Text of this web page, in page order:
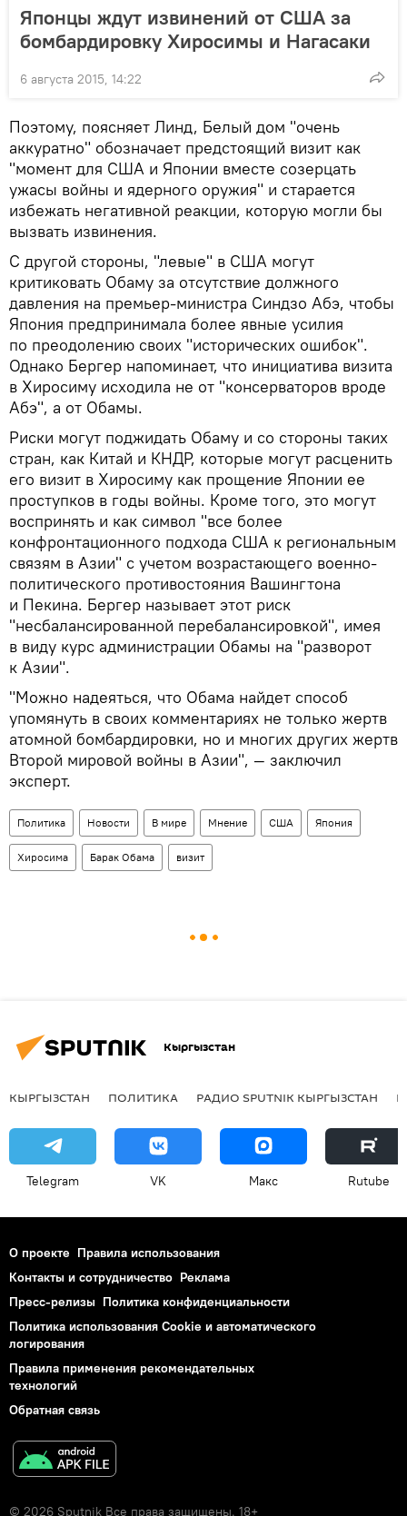
Японцы ждут извинений от США за
бомбардировку Хиросимы и Нагасаки
6 августа 2015, 14:22
Поэтому, поясняет Линд, Белый дом "очень
аккуратно" обозначает предстоящий визит как
"момент для США и Японии вместе созерцать
ужасы войны и ядерного оружия" и старается
избежать негативной реакции, которую могли бы
вызвать извинения.
С другой стороны, "левые" в США могут
критиковать Обаму за отсутствие должного
давления на премьер-министра Синдзо Абэ, чтобы
Япония предпринимала более явные усилия
по преодолению своих "исторических ошибок".
Однако Бергер напоминает, что инициатива визита
в Хиросиму исходила не от "консерваторов вроде
Абэ", а от Обамы.
Риски могут поджидать Обаму и со стороны таких
стран, как Китай и КНДР, которые могут расценить
его визит в Хиросиму как прощение Японии ее
проступков в годы войны. Кроме того, это могут
воспринять и как символ "все более
конфронтационного подхода США к региональным
связям в Азии" с учетом возрастающего военно-
политического противостояния Вашингтона
и Пекина. Бергер называет этот риск
"несбалансированной перебалансировкой", имея
в виду курс администрации Обамы на "разворот
к Азии".
"Можно надеяться, что Обама найдет способ
упомянуть в своих комментариях не только жертв
атомной бомбардировки, но и многих других жертв
Второй мировой войны в Азии", — заключил
эксперт.
Политика Новости В мире Мнение США Япония
Хиросима Барак Обама визит
Кыргызстан
КЫРГЫЗСТАН ПОЛИТИКА РАДИО SPUTNIK КЫРГЫЗСТАН
Telegram VK Макс Rutube
О проекте Правила использования
Контакты и сотрудничество Реклама
Пресс-релизы Политика конфиденциальности
Политика использования Cookie и автоматического
логирования
Правила применения рекомендательных
технологий
Обратная связь
© 2026 Sputnik Все права защищены. 18+